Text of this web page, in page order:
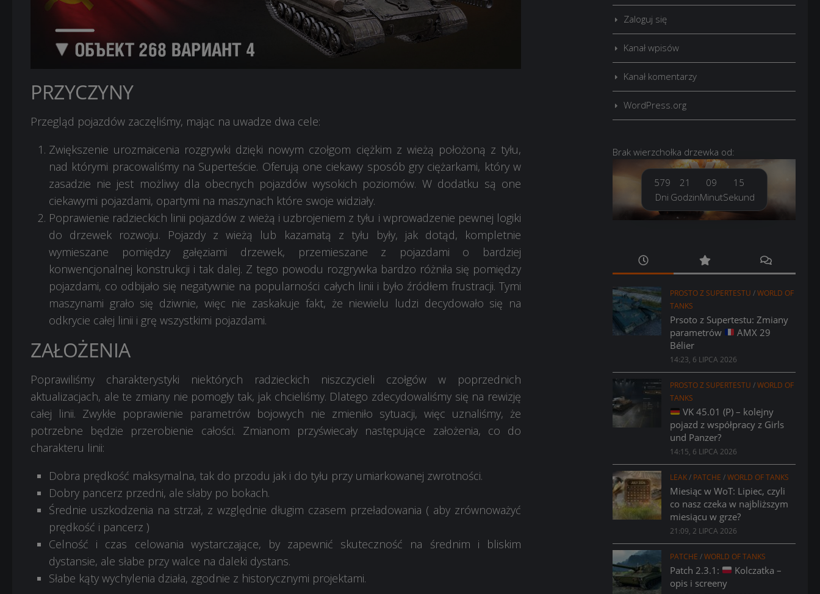
PRZYCZYNY
Przegląd pojazdów zaczęliśmy, mając na uwadze dwa cele:
Zwiększenie urozmaicenia rozgrywki dzięki nowym czołgom ciężkim z wieżą położoną z tyłu,
nad którymi pracowaliśmy na Superteście. Oferują one ciekawy sposób gry ciężarkami, który w
zasadzie nie jest możliwy dla obecnych pojazdów wysokich poziomów. W dodatku są one
ciekawymi pojazdami, opartymi na maszynach które swoje widziały.
Poprawienie radzieckich linii pojazdów z wieżą i uzbrojeniem z tyłu i wprowadzenie pewnej logiki
do drzewek rozwoju. Pojazdy z wieżą lub kazamatą z tyłu były, jak dotąd, kompletnie
wymieszane pomiędzy gałęziami drzewek, przemieszane z pojazdami o bardziej
konwencjonalnej konstrukcji i tak dalej. Z tego powodu rozgrywka bardzo różniła się pomiędzy
pojazdami, co odbijało się negatywnie na popularności całych linii i było źródłem frustracji. Tymi
maszynami grało się dziwnie, więc nie zaskakuje fakt, że niewielu ludzi decydowało się na
odkrycie całej linii i grę wszystkimi pojazdami.
ZAŁOŻENIA
Poprawiliśmy charakterystyki niektórych radzieckich niszczycieli czołgów w poprzednich
aktualizacjach, ale te zmiany nie pomogły tak, jak chcieliśmy. Dlatego zdecydowaliśmy się na rewizję
całej linii. Zwykłe poprawienie parametrów bojowych nie zmieniło sytuacji, więc uznaliśmy, że
potrzebne będzie przerobienie całości. Zmianom przyświecały następujące założenia, co do
charakteru linii:
Dobra prędkość maksymalna, tak do przodu jak i do tyłu przy umiarkowanej zwrotności.
Dobry pancerz przedni, ale słaby po bokach.
Średnie uszkodzenia na strzał, z względnie długim czasem przeładowania ( aby zrównoważyć
prędkość i pancerz )
Celność i czas celowania wystarczające, by zapewnić skuteczność na średnim i bliskim
dystansie, ale słabe przy walce na daleki dystans.
Słabe kąty wychylenia działa, zgodnie z historycznymi projektami.
Zaloguj się
Kanał wpisów
Kanał komentarzy
WordPress.org
Brak wierzchołka drzewka od:
579
Dni
21
Godzin
09
Minut
16
Sekund
PROSTO Z SUPERTESTU /WORLD OF
TANKS
Prsoto z Supertestu: Zmiany
parametrów
AMX 29
Bélier
14:23, 6 LIPCA 2026
PROSTO Z SUPERTESTU /WORLD OF
TANKS
VK 45.01 (P) – kolejny
pojazd z współpracy z Girls
und Panzer?
14:15, 6 LIPCA 2026
LEAK/ PATCHE /WORLD OF TANKS
Miesiąc w WoT: Lipiec, czyli
co nasz czeka w najbliższym
miesiącu w grze?
21:09, 2 LIPCA 2026
PATCHE /WORLD OF TANKS
Patch 2.3.1:
Kolczatka –
opis i screeny